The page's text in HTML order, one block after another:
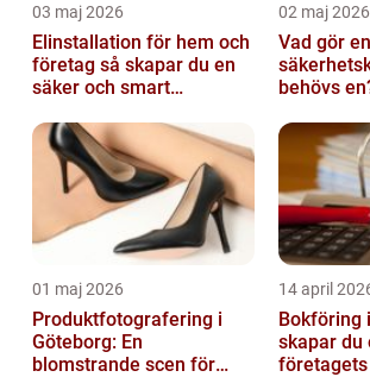
03 maj 2026
Elinstallation för hem och
företag så skapar du en
säker och smart
02 maj 2026
Vad gör en
behövs
01 maj 2026
Produktfotografering i
Göteborg: En
blomstrande scen för
14 april
Bokföring
skapar du